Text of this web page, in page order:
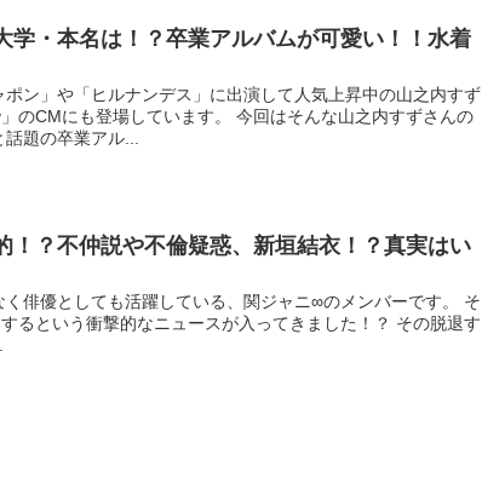
学・本名は！？卒業アルバムが可愛い！！水着
ン」や「ヒルナンデス」に出演して人気上昇中の山之内すず
のCMにも登場しています。 今回はそんな山之内すずさんの
題の卒業アル...
！？不仲説や不倫疑惑、新垣結衣！？真実はい
俳優としても活躍している、関ジャニ∞のメンバーです。 そ
るという衝撃的なニュースが入ってきました！？ その脱退す